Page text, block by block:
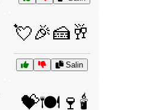
💘🎉🍰🥂
Salin
💝🍽️🍷🕯️